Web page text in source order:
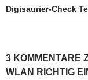
Digisaurier-Check
3 KOMMENTARE
WLAN RICHTIG